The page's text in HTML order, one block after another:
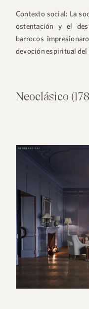
Contexto social: La
ostentación y el
barrocos
devoción espiritual
Neoclásico